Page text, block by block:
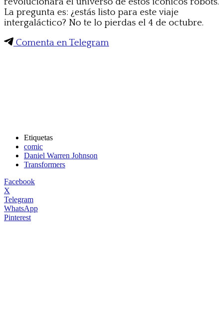
La pregunta es: ¿estás listo para este viaje
intergaláctico? No te lo pierdas el 4 de octubre.
Comenta en Telegram
Etiquetas
comic
Daniel Warren Johnson
Transformers
Facebook
X
Telegram
WhatsApp
Pinterest